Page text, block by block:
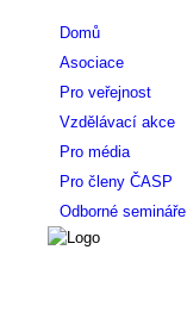
Domů
Asociace
Pro veřejnost
Vzdělávací akce
Pro média
Pro členy ČASP
Odborné semináře